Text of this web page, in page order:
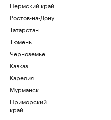
Пермский край
Ростов-на-Дону
Татарстан
Тюмень
Черноземье
Кавказ
Карелия
Мурманск
Приморский
край